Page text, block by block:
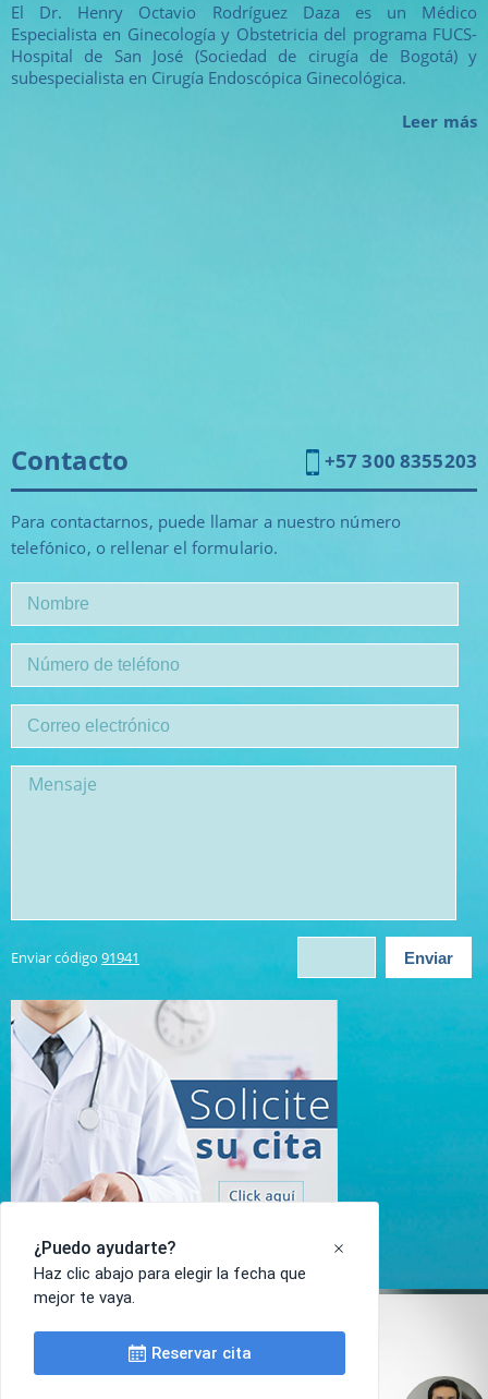
El Dr. Henry Octavio Rodríguez Daza es un Médico
Especialista en Ginecología y Obstetricia del programa FUCS-
Hospital de San José (Sociedad de cirugía de Bogotá) y
subespecialista en Cirugía Endoscópica Ginecológica.
Leer más
Contacto +57 300 8355203
Para contactarnos, puede llamar a nuestro número
telefónico, o rellenar el formulario.
Enviar código 91941
Intervenciones|Publicaciones
| Contacto|Mapa del Sitio
Agregar a Favoritos